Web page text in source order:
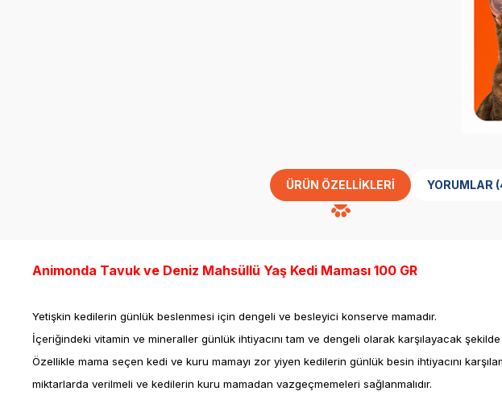
ÜRÜN ÖZELLIKLERI
Animonda Tavuk ve Deniz Mahsüllü Yaş Kedi Maması 100 GR
Yetişkin kedilerin günlük beslenmesi için dengeli ve besleyici konserve mamadır.
İçeriğindeki vitamin ve mineraller günlük ihtiyacını tam ve dengeli olarak karşılayacak
Özellikle mama seçen kedi ve kuru mamayı zor yiyen kedilerin günlük besin ihtiyacını
miktarlarda verilmeli ve kedilerin kuru mamadan vazgeçmemeleri sağlanmalıdır.